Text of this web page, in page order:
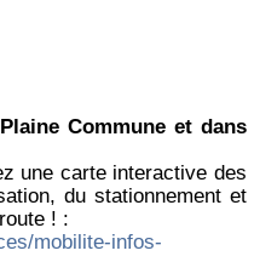
Commune et dans
une carte interactive des
du stationnement et
! :
mobilite-infos-